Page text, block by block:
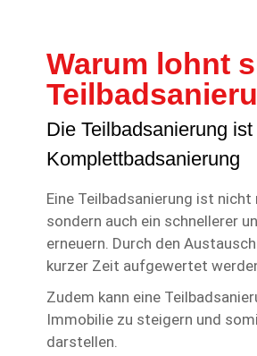
Warum lohnt
Die Teilbadsanierung
Komplettbadsanierung
Eine Teilbadsanierung ist
sondern auch ein schnellerer
erneuern. Durch den
kurzer Zeit aufgewertet
Zudem kann eine
Immobilie zu steigern und
darstellen.